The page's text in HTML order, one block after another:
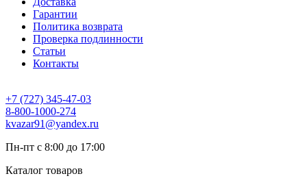
Гарантии
Политика возврата
Проверка подлинности
Статьи
Контакты
+7 (727) 345-47-03
8-800-1000-274
kvazar91@yandex.ru
Пн-пт с 8:00 до 17:00
Каталог товаров